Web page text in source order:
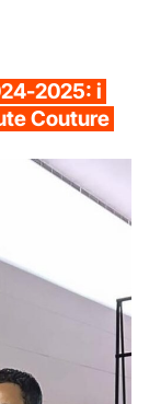
2025: i
Couture